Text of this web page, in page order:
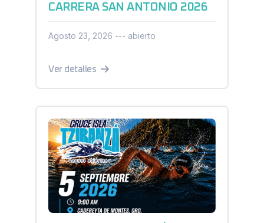
CARRERA SAN ANTONIO 2026
Agosto 23, 2026 --- abierto
Ver detalles